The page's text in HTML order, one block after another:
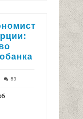
83